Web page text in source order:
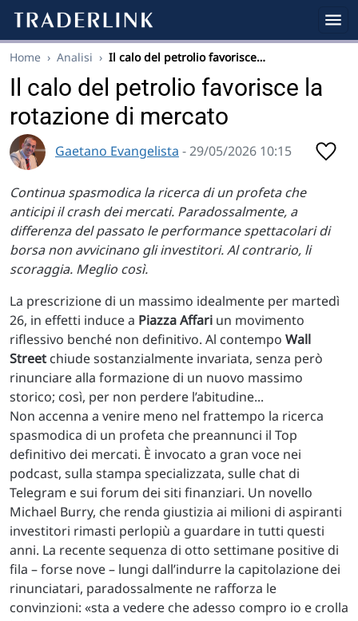
Home › Analisi › Il calo del petrolio favorisce…
Il calo del petrolio favorisce la
rotazione di mercato
Gaetano Evangelista - 29/05/2026 10:15
Continua spasmodica la ricerca di un profeta che
anticipi il crash dei mercati. Paradossalmente, a
differenza del passato le performance spettacolari di
borsa non avvicinano gli investitori. Al contrario, li
scoraggia. Meglio così.
La prescrizione di un massimo idealmente per martedì
26, in effetti induce a Piazza Affari un movimento
riflessivo benché non definitivo. Al contempo Wall
Street chiude sostanzialmente invariata, senza però
rinunciare alla formazione di un nuovo massimo
storico; così, per non perdere l’abitudine...
Non accenna a venire meno nel frattempo la ricerca
spasmodica di un profeta che preannunci il Top
definitivo dei mercati. È invocato a gran voce nei
podcast, sulla stampa specializzata, sulle chat di
Telegram e sui forum dei siti finanziari. Un novello
Michael Burry, che renda giustizia ai milioni di aspiranti
investitori rimasti perlopiù a guardare in tutti questi
anni. La recente sequenza di otto settimane positive di
fila – forse nove – lungi dall’indurre la capitolazione dei
rinunciatari, paradossalmente ne rafforza le
convinzioni: «sta a vedere che adesso compro io e crolla